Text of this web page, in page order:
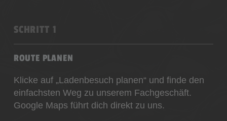
SCHRITT 1
ROUTE PLANEN
Klicke auf „Ladenbesuch planen“ und finde den
einfachsten Weg zu unserem Fachgeschäft.
Google Maps führt dich direkt zu uns.